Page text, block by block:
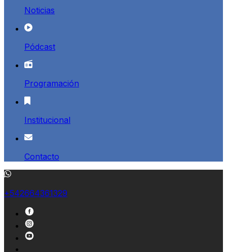
Noticias
Pódcast
Programación
Institucional
Contacto
+542664361329